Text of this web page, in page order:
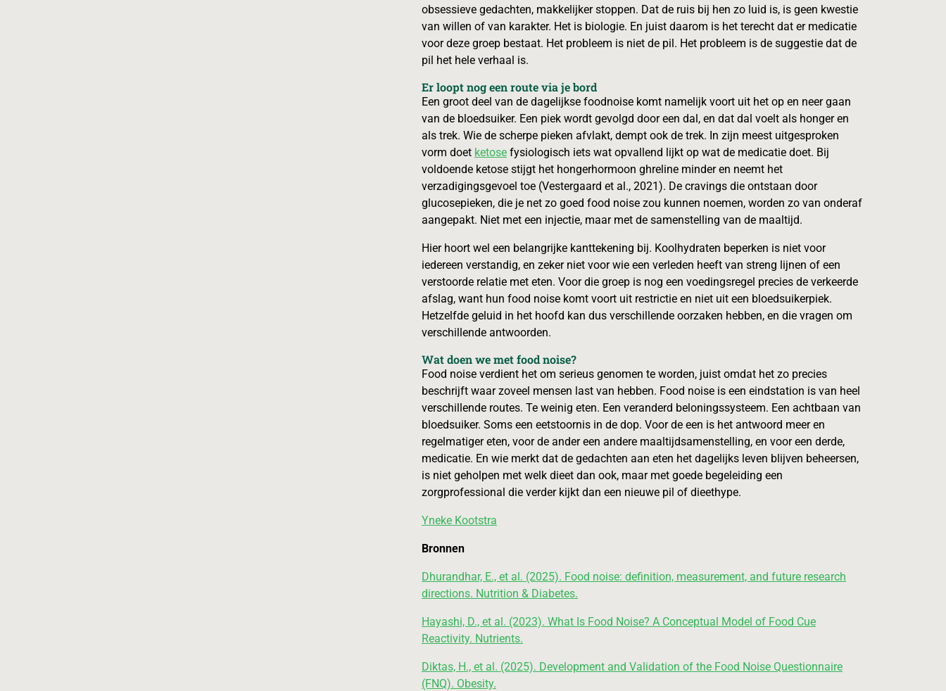
obsessieve gedachten, makkelijker stoppen. Dat de ruis bij hen zo luid is, is geen kwestie
van willen of van karakter. Het is biologie. En juist daarom is het terecht dat er medicatie
voor deze groep bestaat. Het probleem is niet de pil. Het probleem is de suggestie dat de
pil het hele verhaal is.
Er loopt nog een route via je bord
Een groot deel van de dagelijkse foodnoise komt namelijk voort uit het op en neer gaan
van de bloedsuiker. Een piek wordt gevolgd door een dal, en dat dal voelt als honger en
als trek. Wie de scherpe pieken afvlakt, dempt ook de trek. In zijn meest uitgesproken
vorm doet ketose fysiologisch iets wat opvallend lijkt op wat de medicatie doet. Bij
voldoende ketose stijgt het hongerhormoon ghreline minder en neemt het
verzadigingsgevoel toe (Vestergaard et al., 2021). De cravings die ontstaan door
glucosepieken, die je net zo goed food noise zou kunnen noemen, worden zo van onderaf
aangepakt. Niet met een injectie, maar met de samenstelling van de maaltijd.
Hier hoort wel een belangrijke kanttekening bij. Koolhydraten beperken is niet voor
iedereen verstandig, en zeker niet voor wie een verleden heeft van streng lijnen of een
verstoorde relatie met eten. Voor die groep is nog een voedingsregel precies de verkeerde
afslag, want hun food noise komt voort uit restrictie en niet uit een bloedsuikerpiek.
Hetzelfde geluid in het hoofd kan dus verschillende oorzaken hebben, en die vragen om
verschillende antwoorden.
Wat doen we met food noise?
Food noise verdient het om serieus genomen te worden, juist omdat het zo precies
beschrijft waar zoveel mensen last van hebben. Food noise is een eindstation is van heel
verschillende routes. Te weinig eten. Een veranderd beloningssysteem. Een achtbaan van
bloedsuiker. Soms een eetstoornis in de dop. Voor de een is het antwoord meer en
regelmatiger eten, voor de ander een andere maaltijdsamenstelling, en voor een derde,
medicatie. En wie merkt dat de gedachten aan eten het dagelijks leven blijven beheersen,
is niet geholpen met welk dieet dan ook, maar met goede begeleiding een
zorgprofessional die verder kijkt dan een nieuwe pil of dieethype.
Yneke Kootstra
Bronnen
Dhurandhar, E., et al. (2025). Food noise: definition, measurement, and future research
directions. Nutrition & Diabetes.
Hayashi, D., et al. (2023). What Is Food Noise? A Conceptual Model of Food Cue
Reactivity. Nutrients.
Diktas, H., et al. (2025). Development and Validation of the Food Noise Questionnaire
(FNQ). Obesity.